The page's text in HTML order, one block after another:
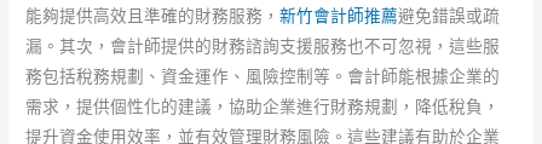
能夠提供高效且準確的財務服務，新竹會計師推薦避免錯誤或疏
漏。其次，會計師提供的財務諮詢支援服務也不可忽視，這些服
務包括稅務規劃、資金運作、風險控制等。會計師能根據企業的
需求，提供個性化的建議，協助企業進行財務規劃，降低稅負，
提升資金使用效率，並有效管理財務風險。這些建議有助於企業